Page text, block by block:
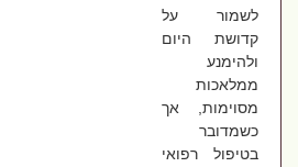
לשמור על
קדושת היום
ולהימנע
ממלאכות
מסוימות, אך
כשמדובר
בטיפול רפואי